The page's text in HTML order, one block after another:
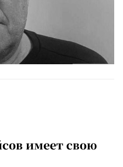
имеет свою